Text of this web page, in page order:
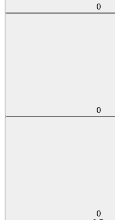
0
0
0